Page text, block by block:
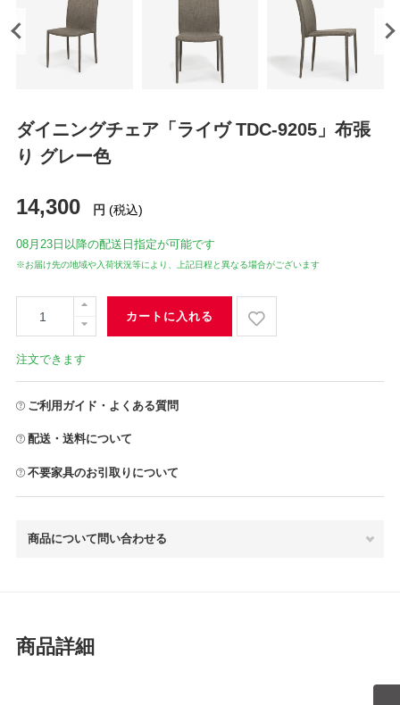
ダイニングチェア「ライヴ TDC-9205」布張
り グレー色
14,300 円 (税込)
08月23日 以降の配送日指定が可能です
※お届け先の地域や入荷状況等により、上記日程と異なる場合がございます
カートに入れる
注文できます
ご利用ガイド・よくある質問
配送・送料について
不要家具のお引取りについて
商品について問い合わせる
商品詳細